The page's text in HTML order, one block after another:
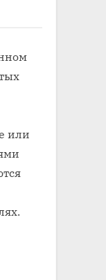
или